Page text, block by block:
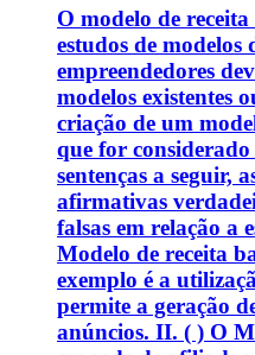
O modelo de
estudos de modelos
empreendedores
modelos existentes
criação de um
que for
sentenças a seguir,
afirmativas
falsas em relação a
Modelo de receita
exemplo é a
permite a geração
anúncios. II. ( ) O